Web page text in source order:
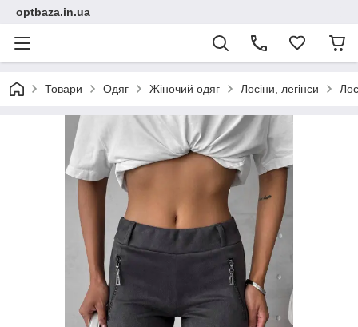
optbaza.in.ua
Товари Одяг Жіночий одяг Лосіни, легінси